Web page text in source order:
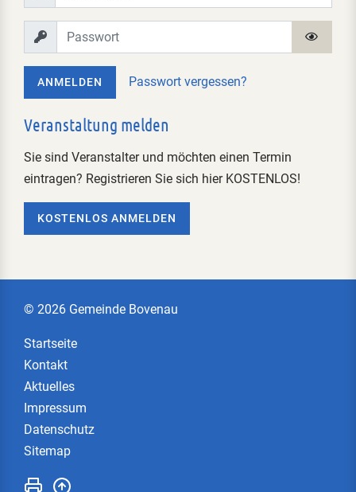
ANMELDEN Passwort vergessen?
Veranstaltung melden
Sie sind Veranstalter und möchten einen Termin
eintragen? Registrieren Sie sich hier KOSTENLOS!
KOSTENLOS ANMELDEN
© 2026 Gemeinde Bovenau
Startseite
Kontakt
Aktuelles
Impressum
Datenschutz
Sitemap